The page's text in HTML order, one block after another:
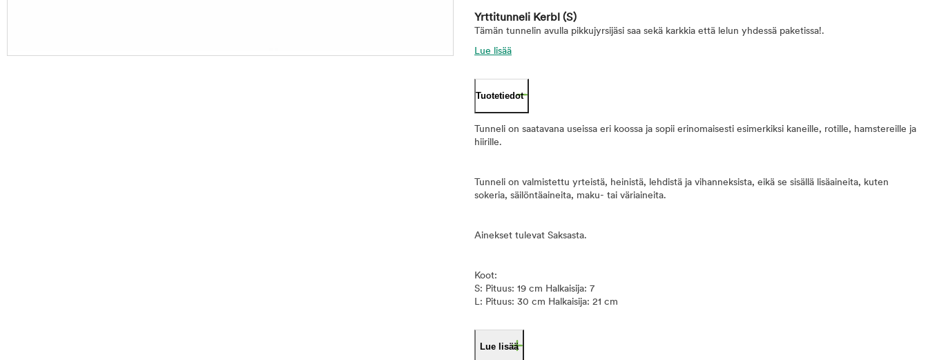
Yrttitunneli Kerbl (S)
Tämän tunnelin avulla pikkujyrsijäsi saa sekä karkkia että lelun yhdessä paketissa!.
Lue lisää
Tuotetiedot
Tunneli on saatavana useissa eri koossa ja sopii erinomaisesti esimerkiksi kaneille, rotille, hamstereille ja
hiirille.
Tunneli on valmistettu yrteistä, heinistä, lehdistä ja vihanneksista, eikä se sisällä lisäaineita, kuten
sokeria, säilöntäaineita, maku- tai väriaineita.
Ainekset tulevat Saksasta.
Koot:
S: Pituus: 19 cm Halkaisija: 7
L: Pituus: 30 cm Halkaisija: 21 cm
Lue lisää